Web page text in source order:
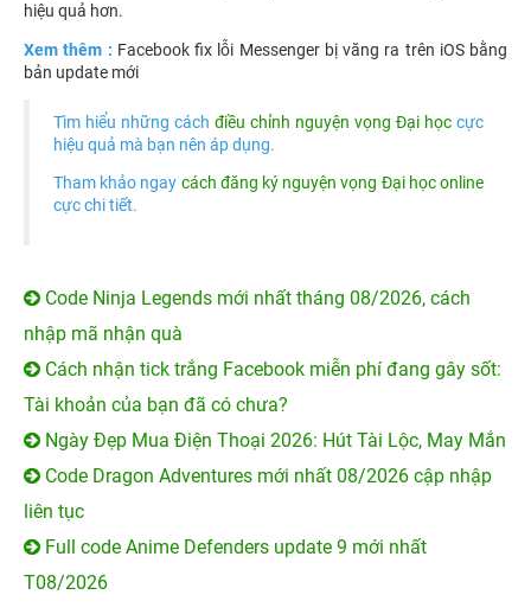
hiệu quả hơn.
Xem thêm : Facebook fix lỗi Messenger bị văng ra trên iOS bằng
bản update mới
Tìm hiểu những cách điều chỉnh nguyện vọng Đại học cực
hiệu quả mà bạn nên áp dụng.
Tham khảo ngay cách đăng ký nguyện vọng Đại học online
cực chi tiết.
Code Ninja Legends mới nhất tháng 08/2026, cách
nhập mã nhận quà
Cách nhận tick trắng Facebook miễn phí đang gây sốt:
Tài khoản của bạn đã có chưa?
Ngày Đẹp Mua Điện Thoại 2026: Hút Tài Lộc, May Mắn
Code Dragon Adventures mới nhất 08/2026 cập nhập
liên tục
Full code Anime Defenders update 9 mới nhất
T08/2026